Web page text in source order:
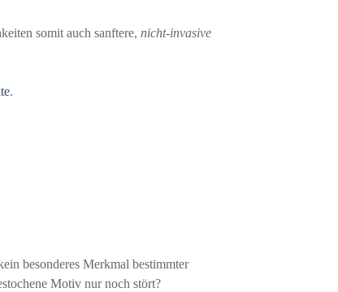
somit auch sanftere, nicht-invasive
.
besonderes Merkmal bestimmter
Motiv nur noch stört?